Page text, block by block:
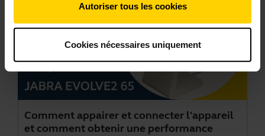
Autoriser tous les cookies
Cookies nécessaires uniquement
Comment appairer et connecter l'appareil
et comment obtenir une performance